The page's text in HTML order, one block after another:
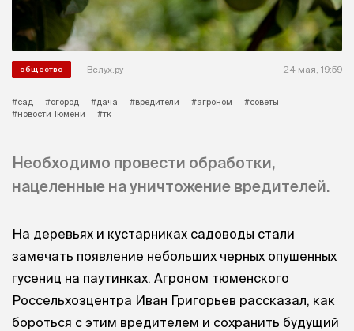
общество Вслух.ру 24 мая, 19:59
#сад #огород #дача #вредители #агроном
#советы
#новости Тюмени
#тк
Необходимо провести обработки,
нацеленные на уничтожение вредителей.
На деревьях и кустарниках садоводы стали
замечать появление небольших черных опушенных
гусениц на паутинках. Агроном тюменского
Россельхозцентра Иван Григорьев рассказал, как
бороться с этим вредителем и сохранить будущий